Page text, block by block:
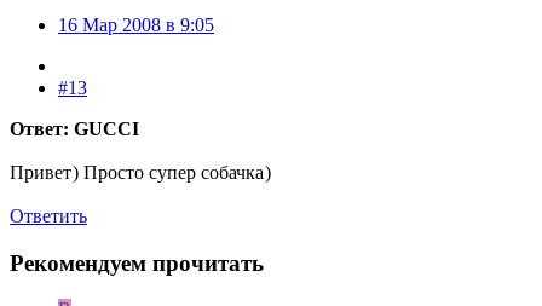
16 Мар 2008 в 9:05
#13
Ответ: GUCCI
Привет) Просто супер собачка)
Ответить
Рекомендуем прочитать